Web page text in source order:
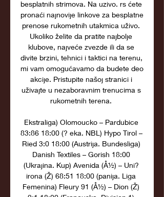
besplatnih strimova. Na uzivo. rs ćete
pronaći najnovije linkove za besplatne
prenose rukometnih utakmica uživo.
Ukoliko želite da pratite najbolje
klubove, najveće zvezde ili da se
divite brzini, tehnici i taktici na terenu,
mi vam omogućavamo da budete deo
akcije. Pristupite našoj stranici i
uživajte u nezaboravnim trenucima s
rukometnih terena.
Ekstraliga) Olomoucko – Pardubice
83:86 18:00 (? eka. NBL) Hypo Tirol –
Ried 3:0 18:00 (Austrija. Bundesliga)
Danish Textiles – Gorish 18:00
(Ukrajina. Kup) Avenida (Å½) – Uni?
irona (Ž) 68:51 18:00 (panija. Liga
Femenina) Fleury 91 (Å½) – Dion (Ž)